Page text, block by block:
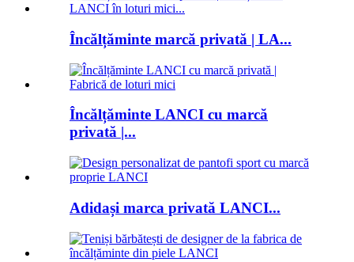
Încălțăminte marcă privată | LA...
Încălțăminte LANCI cu marcă
privată |...
Adidași marca privată LANCI...